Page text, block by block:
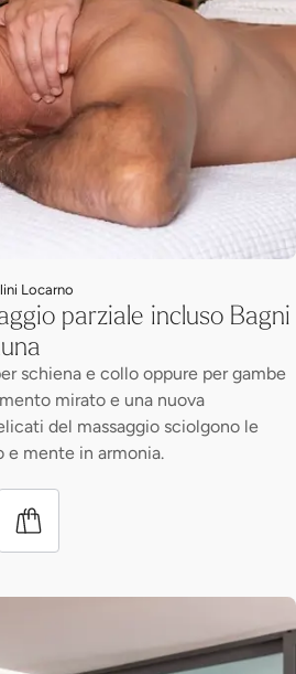
Locarno
parziale incluso Bagni
schiena e collo oppure per gambe
mirato e una nuova
del massaggio sciolgono le
mente in armonia.